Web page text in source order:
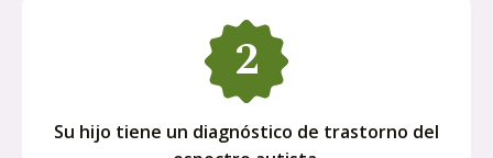
Su hijo tiene un diagnóstico de trastorno del